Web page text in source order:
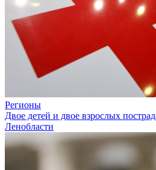
Регионы
Двое детей и двое взрослых
Ленобласти